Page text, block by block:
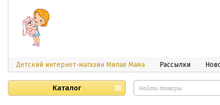
Детский интернет-магазин Милая Мама Рассылки
Каталог